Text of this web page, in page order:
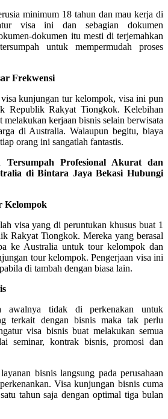
minimum 18 tahun dan mau kerja di
visa ini dan sebagian dokumen
dokumen itu mesti di terjemahkan
untuk mempermudah proses
Frekwensi
kunjungan tur kelompok, visa ini pun
Republik Rakyat Tiongkok. Kelebihan
melakukan kerjaan bisnis selain berwisata
di Australia. Walaupun begitu, biaya
orang ini sangatlah fantastis.
Tersumpah Profesional Akurat dan
di Bintara Jaya Bekasi Hubungi
Kelompok
visa yang di peruntukan khusus buat 1
Rakyat Tiongkok. Mereka yang berasal
ke Australia untuk tour kelompok dan
tour kelompok. Pengerjaan visa ini
di tambah dengan biasa lain.
awalnya tidak di perkenakan untuk
terkait dengan bisnis maka tak perlu
visa bisnis buat melakukan semua
seminar, kontrak bisnis, promosi dan
bisnis langsung pada perusahaan
Visa kunjungan bisnis cuma
tahun saja dengan optimal tiga bulan